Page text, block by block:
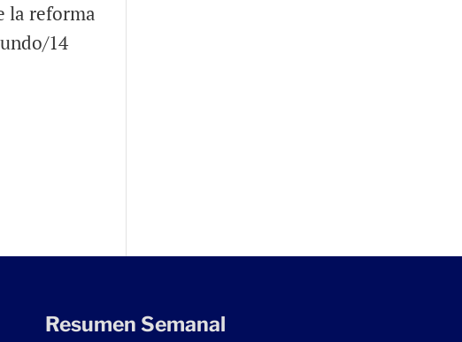
la reforma
14
Resumen Semanal